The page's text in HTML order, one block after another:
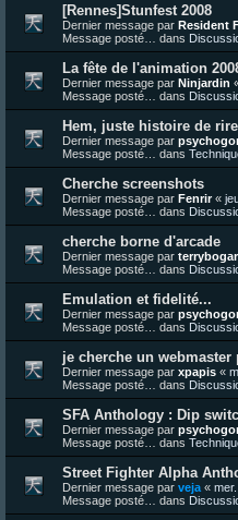
[Rennes]Stunfest 2008
Dernier message par Resident
Message posté… dans
La fête de l'animation
Dernier message par Ninjardin
Message posté… dans
Hem, juste histoire de
Dernier message par
Message posté… dans
Cherche screenshots
Dernier message par Fenrir«
Message posté… dans
cherche borne d'arcade
Dernier message par
Message posté… dans
Emulation et fidelité...
Dernier message par
Message posté… dans
je cherche un webmaster
Dernier message par xpapis «
Message posté… dans
SFA Anthology : Dip
Dernier message par
Message posté… dans
Street Fighter Alpha
Dernier message par veja «
Message posté… dans